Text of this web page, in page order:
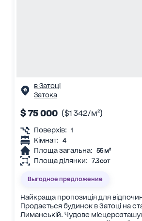
в Затоці
Затока
$ 75 000 ($1 342/м²)
Поверхів: 1
Кімнат: 4
Площа загальна: 55 м²
Площа ділянки: 7.3 сот
Выгодное предложение
Найкраща пропозиція для
Продається будинок в Затоці на
Лиманській. Чудове